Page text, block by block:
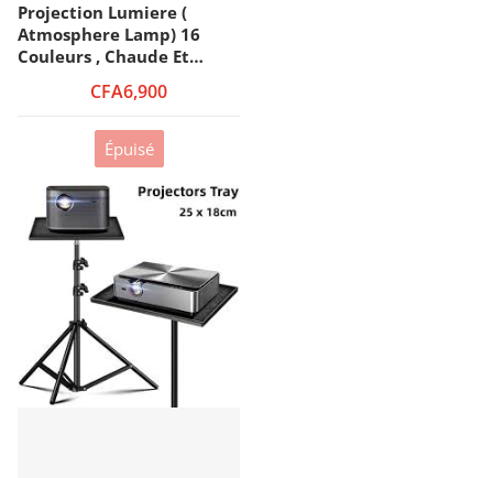
Projection Lumiere (
Atmosphere Lamp) 16
Couleurs , Chaude Et
CFA6,900
Épuisé